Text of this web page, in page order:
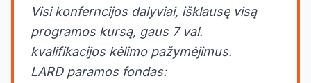
Visi konferncijos dalyviai, išklausę visą
programos kursą, gaus 7 val.
kvalifikacijos kėlimo pažymėjimus.
LARD paramos fondas: